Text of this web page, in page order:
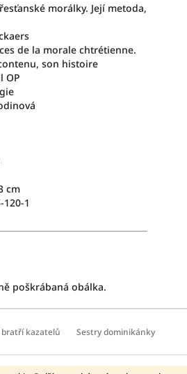
morálky. Její metoda,
de la morale chtrétienne.
son histoire
OP
cm
120-1
poškrábaná obálka.
bratří kazatelů Sestry dominikánky